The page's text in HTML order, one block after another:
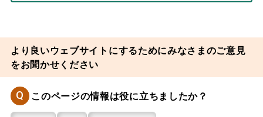
より良いウェブサイトにするためにみなさまのご意見
をお聞かせください
Q このページの情報は役に立ちましたか？